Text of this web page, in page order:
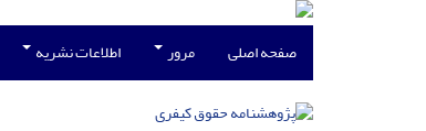
صفحه اصلی مرور اطلاعات نشریه